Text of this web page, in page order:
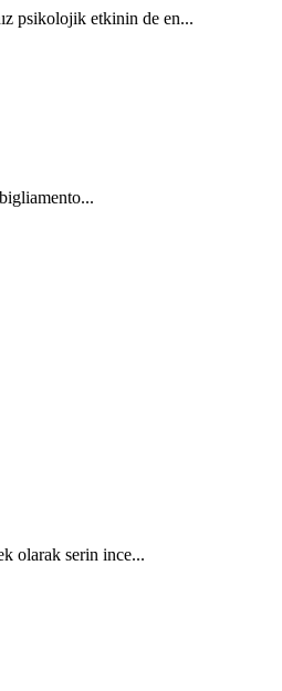
psikolojik etkinin de en...
olarak serin ince...